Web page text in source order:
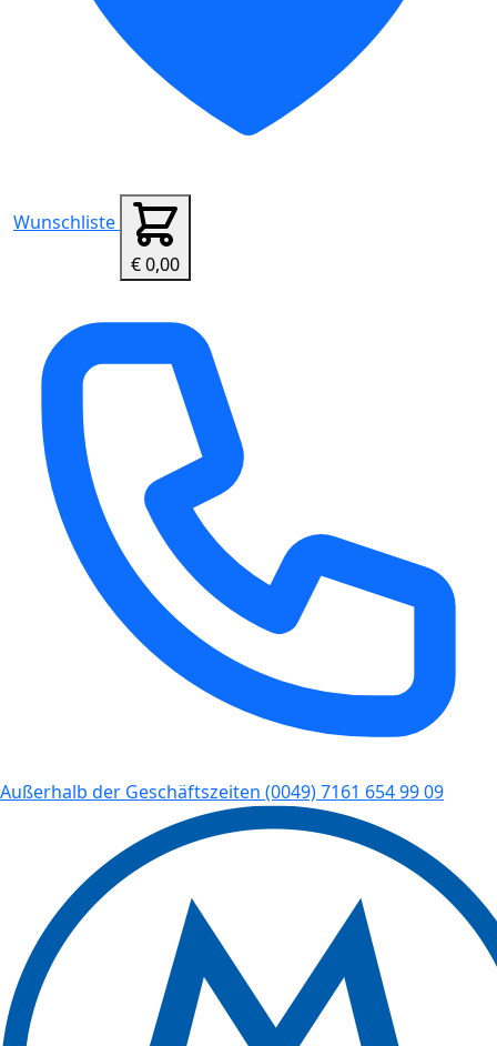
Wunschliste
€ 0,00
Außerhalb der Geschäftszeiten (0049) 7161 654 99 09